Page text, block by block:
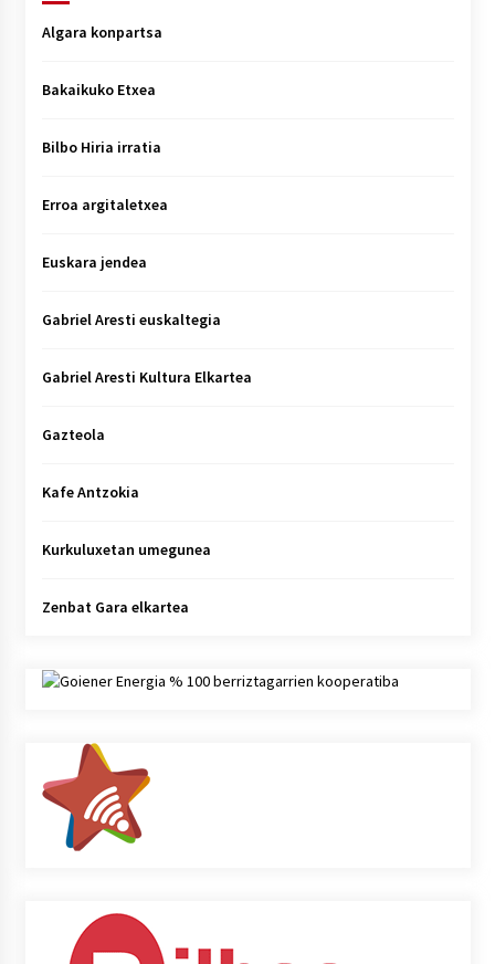
Algara konpartsa
Bakaikuko Etxea
Bilbo Hiria irratia
Erroa argitaletxea
Euskara jendea
Gabriel Aresti euskaltegia
Gabriel Aresti Kultura Elkartea
Gazteola
Kafe Antzokia
Kurkuluxetan umegunea
Zenbat Gara elkartea